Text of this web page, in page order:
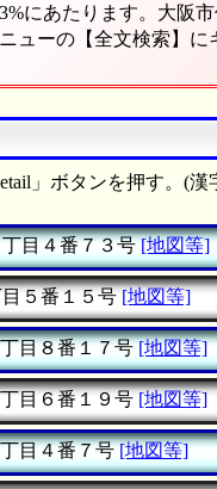
にあたります。大阪
ューの【全文検索】に
」ボタンを押す。(漢
目４番７３号 [地図等]
５番１５号 [地図等]
目８番１７号 [地図等]
目６番１９号 [地図等]
目４番７号 [地図等]